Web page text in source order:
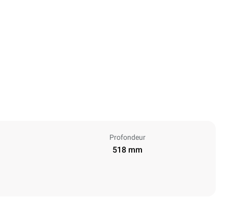
Profondeur
518 mm